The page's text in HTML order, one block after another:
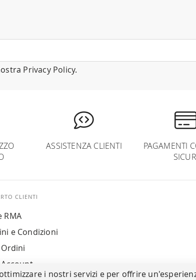
Privacy Policy.
ASSISTENZA CLIENTI
PAGAMENTI
CLIENTI
RMA
e Condizioni
i nostri servizi e per offrire